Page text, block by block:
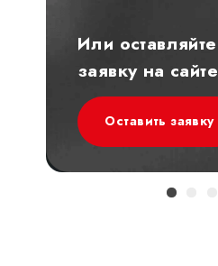
Или оставляйте
заявку на сайте
Оставить заявку